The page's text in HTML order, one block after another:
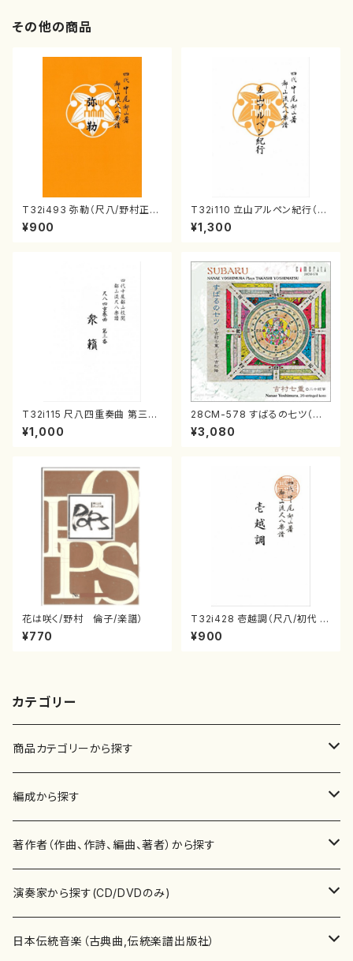
その他の商品
T32i493 弥勒（尺八/野村正
峰/楽譜）都山流公刊楽譜曲番:2
202
¥900
T32i110 立山アルペン紀行（尺
八/初代 石垣征山/尺八/都山式
譜）都山流公刊楽譜曲番:559
¥1,300
T32i115 尺八四重奏曲 第三番
衆籟（尺八/初代 山本邦山/尺
八/都山式譜）都山流公刊楽譜曲
¥1,000
28CM-578 すばるの七ツ（二
十絃箏/クラリネット/ヴァイオリ
ン/チェロ/吉松 隆：/CD）
¥3,080
花は咲く/野村 倫子/楽譜）
¥770
T32i428 壱越調（尺八/初代 中
村双葉/楽譜）都山流公刊楽譜曲
番:2133
¥900
カテゴリー
商品カテゴリーから探す
楽譜
書籍
書籍
テキストブック
CD・DVD
チケット
編成から探す
邦楽器
箏・琴（ソロ）
箏・琴（合奏）
合唱
混声合唱
歌・声
著作者（作曲、作詩、編曲、著者）から探す
あ行
青木省三(アオキ ショウゾウ)
か行
演奏家から探す(CD/DVDのみ)
邦楽（箏、三味線、尺八等）演奏家
日本伝統音楽（古典曲,伝統楽譜出版社）